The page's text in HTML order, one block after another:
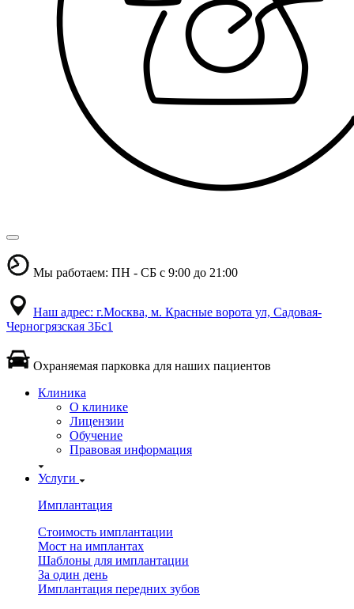
Мы работаем: ПН - СБ с 9:00 до 21:00
Наш адрес: г.Москва, м. Красные ворота ул, Садовая-
Черногрязская 3Бс1
Охраняемая парковка для наших пациентов
Клиника
О клинике
Лицензии
Обучение
Правовая информация
Услуги
Имплантация
Стоимость имплантации
Мост на имплантах
Шаблоны для имплантации
За один день
Имплантация передних зубов